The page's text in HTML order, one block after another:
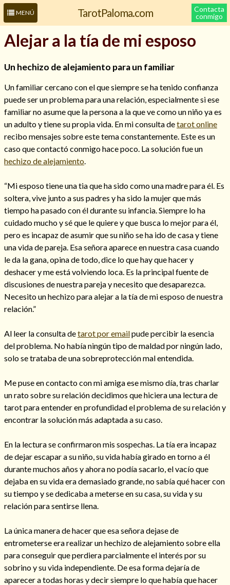
MENÚ TarotPaloma.com
Contacta
conmigo
Leer más sobre mí
Hechizos de amor
Amarre para recuperar a mi pareja
Cómo alejar a la amante de mi esposo
Alejar a la tía de mi esposo
Un hechizo de alejamiento para un familiar
Un familiar cercano con el que siempre se ha tenido confianza
puede ser un problema para una relación, especialmente si ese
familiar no asume que la persona a la que ve como un niño ya es
un adulto y tiene su propia vida. En mi consulta detarot online
recibo mensajes sobre este tema constantemente. Este es un
caso que contactó conmigo hace poco. La solución fue un
hechizo de alejamiento
“Mi esposo tiene una tia que ha sido como una madre para él. Es
soltera, vive junto a sus padres y ha sido la mujer que más
tiempo ha pasado con él durante su infancia. Siempre lo ha
cuidado mucho y sé que le quiere y que busca lo mejor para él,
pero es incapaz de asumir que su niño se ha ido de casa y tiene
una vida de pareja. Esa señora aparece en nuestra casa cuando
le da la gana, opina de todo, dice lo que hay que hacer y
deshacer y me está volviendo loca. Es la principal fuente de
discusiones de nuestra pareja y necesito que desaparezca.
Necesito un hechizo para alejar a la tía de mi esposo de nuestra
relación.”
Al leer la consulta detarot por emailpude percibir la esencia
del problema. No había ningún tipo de maldad por ningún lado,
solo se trataba de una sobreprotección mal entendida.
Me puse en contacto con mi amiga ese mismo día, tras charlar
un rato sobre su relación decidimos que hiciera una lectura de
tarot para entender en profundidad el problema de su relación y
encontrar la solución más adaptada a su caso.
En la lectura se confirmaron mis sospechas. La tía era incapaz
de dejar escapar a su niño, su vida había girado en torno a él
durante muchos años y ahora no podía sacarlo, el vacío que
dejaba en su vida era demasiado grande, no sabía qué hacer con
su tiempo y se dedicaba a meterse en su casa, su vida y su
relación para sentirse llena.
La única manera de hacer que esa señora dejase de
entrometerse era realizar un hechizo de alejamiento sobre ella
para conseguir que perdiera parcialmente el interés por su
sobrino y su vida independiente. De esa forma dejaría de
aparecer a todas horas y decir siempre lo que había que hacer